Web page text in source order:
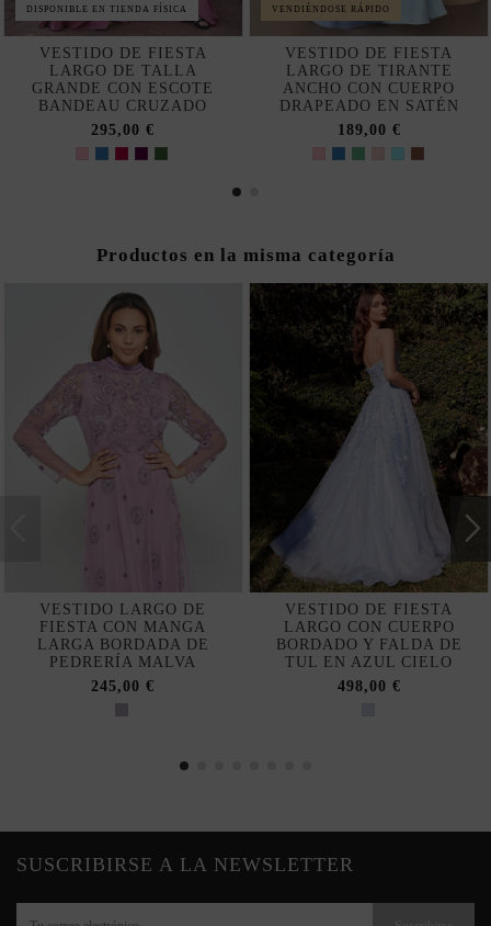
DISPONIBLE EN TIENDA FÍSICA
VESTIDO DE FIESTA
LARGO DE TALLA
GRANDE CON ESCOTE
BANDEAU CRUZADO
295,00 €
VENDIÉNDOSE RÁPIDO
VESTIDO DE FIESTA
LARGO DE TIRANTE
ANCHO CON CUERPO
DRAPEADO EN SATÉN
189,00 €
Productos en la misma categoría
VESTIDO LARGO DE
FIESTA CON MANGA
LARGA BORDADA DE
PEDRERÍA MALVA
245,00 €
VESTIDO DE FIESTA
LARGO CON CUERPO
BORDADO Y FALDA DE
TUL EN AZUL CIELO
498,00 €
SUSCRIBIRSE A LA NEWSLETTER